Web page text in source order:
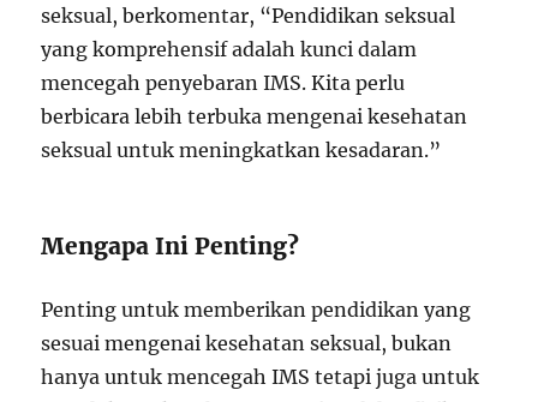
seksual, berkomentar, “Pendidikan seksual
yang komprehensif adalah kunci dalam
mencegah penyebaran IMS. Kita perlu
berbicara lebih terbuka mengenai kesehatan
seksual untuk meningkatkan kesadaran.”
Mengapa Ini Penting?
Penting untuk memberikan pendidikan yang
sesuai mengenai kesehatan seksual, bukan
hanya untuk mencegah IMS tetapi juga untuk